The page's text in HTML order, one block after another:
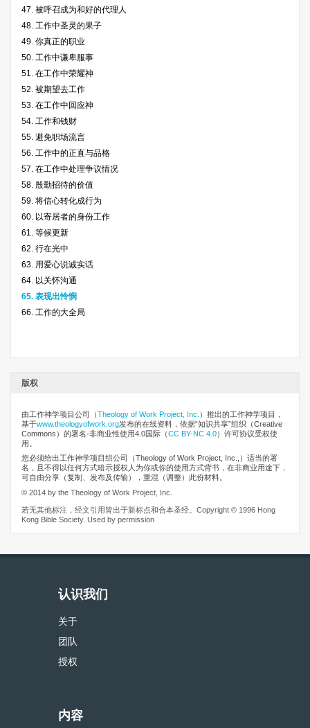
47. 被呼召成为和好的代理人
48. 工作中圣灵的果子
49. 你真正的职业
50. 工作中谦卑服事
51. 在工作中荣耀神
52. 被期望去工作
53. 在工作中回应神
54. 工作和钱财
55. 避免职场流言
56. 工作中的正直与品格
57. 在工作中处理争议情况
58. 殷勤招待的价值
59. 将信心转化成行为
60. 以寄居者的身份工作
61. 等候更新
62. 行在光中
63. 用爱心说诚实话
64. 以关怀沟通
65. 表现出怜悯
66. 工作的大全局
版权
由工作神学项目公司 （Theology of Work Project, Inc. ）推出的工作神学项目，
基于www.theologyofwork.org发布的在线资料，依据“知识共享”组织（Creative
Commons）的署名-非商业性使用4.0国际（CC BY-NC 4.0）许可协议受权使
用。
您必须给出工作神学项目组公司（Theology of Work Project, Inc.,）适当的署
名，且不得以任何方式暗示授权人为你或你的使用方式背书，在非商业用途下，
可自由分享（复制、发布及传输），重混（调整）此份材料。
© 2014 by the Theology of Work Project, Inc.
若无其他标注，经文引用皆出于新标点和合本圣经。Copyright © 1996 Hong
Kong Bible Society. Used by permission
认识我们
关于
团队
授权
内容